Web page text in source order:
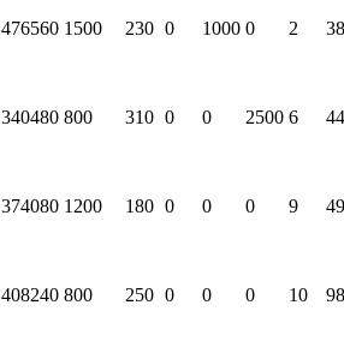
476560 1500 230 0 1000 0 2
340480 800 310 0 0 2500 6
374080 1200 180 0 0 0 9
408240 800 250 0 0 0 10